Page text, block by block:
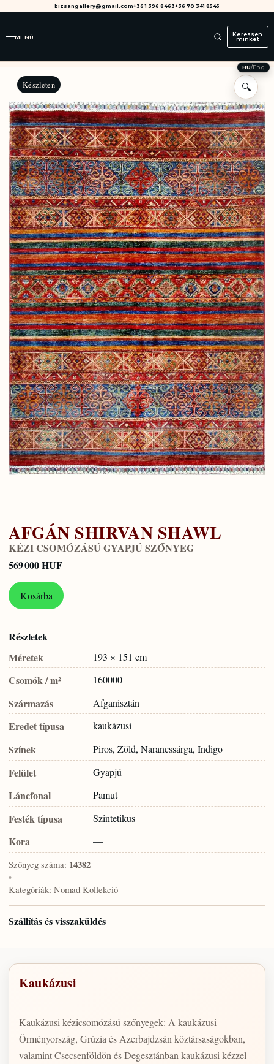
bizsangallery@gmail.com+36 1 396 8463+36 70 341 8545
MENÜ Keressen
minket
HU/Eng
Készleten 🔍
AFGÁN SHIRVAN SHAWL
KÉZI CSOMÓZÁSÚ GYAPJÚ SZŐNYEG
569 000 HUF
Kosárba
Részletek
Méretek
193 × 151 cm
Csomók / m² 160000
Származás Afganisztán
Eredet típusa kaukázusi
Színek Piros, Zöld, Narancssárga, Indigo
Felület Gyapjú
Láncfonal Pamut
Festék típusa Szintetikus
Kora —
Szőnyeg száma: 14382
•
Kategóriák: Nomad Kollekció
Szállítás és visszaküldés
Kaukázusi
Kaukázusi kézicsomózású szőnyegek: A kaukázusi
Örményország, Grúzia és Azerbajdzsán köztársaságokban,
valamint Csecsenföldön és Degesztánban kaukázusi kézzel